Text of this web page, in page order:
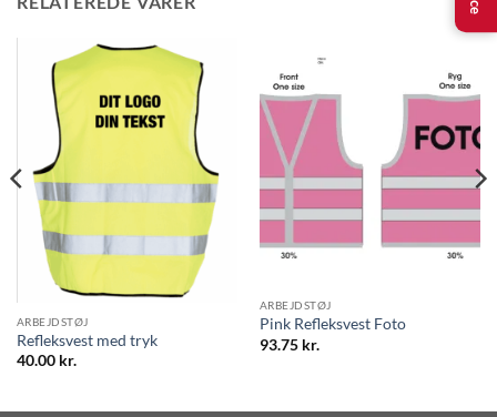
ARBEJDSTØJ
Refleksvest med tryk
40.00 kr.
ARBEJDSTØJ
Pink Refleksvest Foto
93.75 kr.